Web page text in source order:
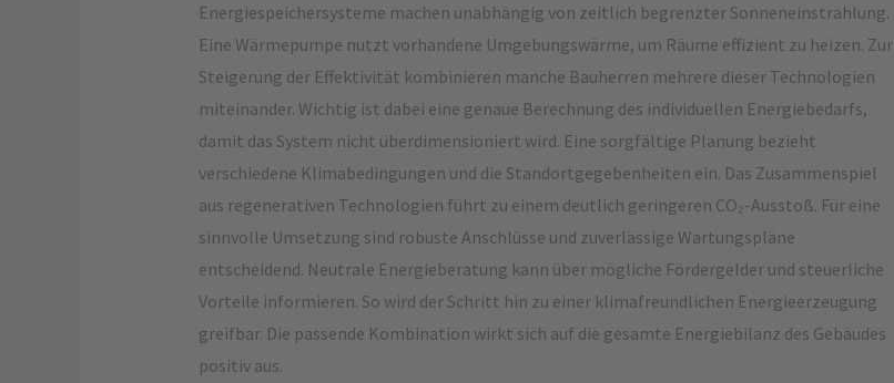
Energiespeichersysteme machen unabhängig von zeitlich begrenzter Sonneneinstrahlung.
Eine Wärmepumpe nutzt vorhandene Umgebungswärme, um Räume effizient zu heizen. Zur
Steigerung der Effektivität kombinieren manche Bauherren mehrere dieser Technologien
miteinander. Wichtig ist dabei eine genaue Berechnung des individuellen Energiebedarfs,
damit das System nicht überdimensioniert wird. Eine sorgfältige Planung bezieht
verschiedene Klimabedingungen und die Standortgegebenheiten ein. Das Zusammenspiel
aus regenerativen Technologien führt zu einem deutlich geringeren CO₂-Ausstoß. Für eine
sinnvolle Umsetzung sind robuste Anschlüsse und zuverlässige Wartungspläne
entscheidend. Neutrale Energieberatung kann über mögliche Fördergelder und steuerliche
Vorteile informieren. So wird der Schritt hin zu einer klimafreundlichen Energieerzeugung
greifbar. Die passende Kombination wirkt sich auf die gesamte Energiebilanz des Gebäudes
positiv aus.